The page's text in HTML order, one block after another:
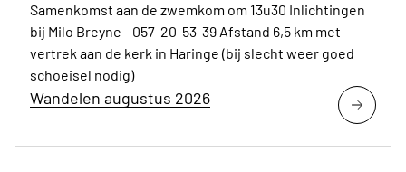
Samenkomst aan de zwemkom om 13u30 Inlichtingen
bij Milo Breyne - 057-20-53-39 Afstand 6,5 km met
vertrek aan de kerk in Haringe (bij slecht weer goed
schoeisel nodig)
Wandelen augustus 2026